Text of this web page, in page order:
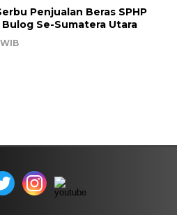
Penjualan Beras SPHP
Se-Sumatera Utara